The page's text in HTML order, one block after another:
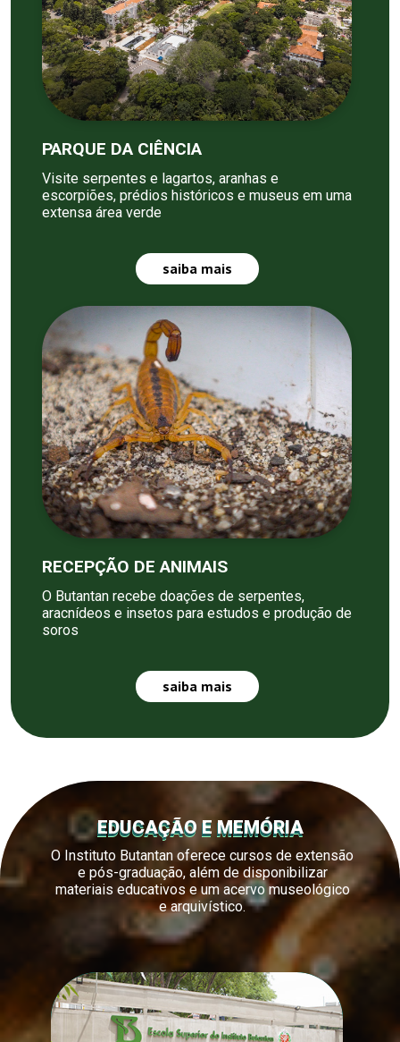
PARQUE DA CIÊNCIA
Visite serpentes e lagartos, aranhas e
escorpiões, prédios históricos e museus em uma
extensa área verde
saiba mais
RECEPÇÃO DE ANIMAIS
O Butantan recebe doações de serpentes,
aracnídeos e insetos para estudos e produção de
soros
saiba mais
EDUCAÇÃO E MEMÓRIA
O Instituto Butantan oferece cursos de extensão
e pós-graduação, além de disponibilizar
materiais educativos e um acervo museológico
e arquivístico.